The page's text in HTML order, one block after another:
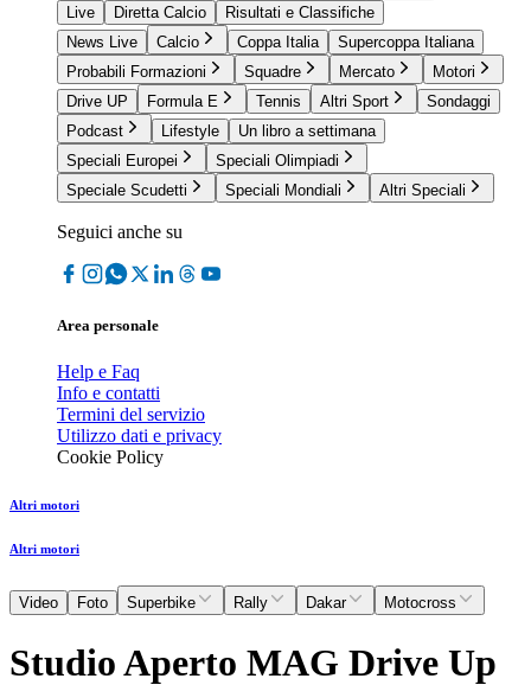
Live
Diretta Calcio
Risultati e Classifiche
News Live
Calcio Coppa Italia
Supercoppa Italiana
Probabili Formazioni
Squadre Mercato
Motori
Drive UP
Formula E Tennis Altri Sport
Sondaggi
Podcast
Lifestyle
Un libro a settimana
Speciali Europei
Speciali Olimpiadi
Speciale Scudetti
Speciali Mondiali Altri Speciali
Seguici anche su
Area personale
Help e Faq
Info e contatti
Termini del servizio
Utilizzo dati e privacy
Cookie Policy
Altri motori
Altri motori
Video Foto Superbike Rally Dakar Motocross
Studio Aperto MAG Drive Up